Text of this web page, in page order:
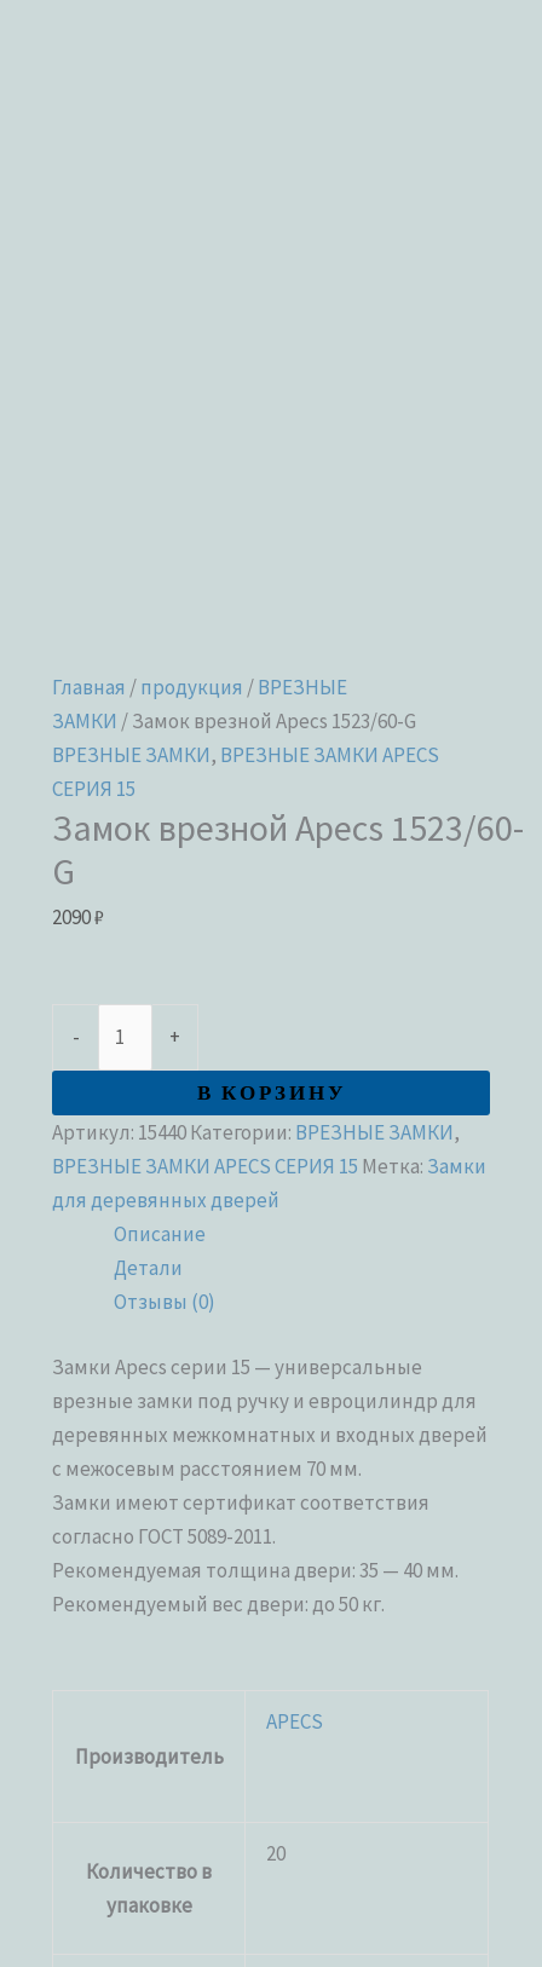
Главная /продукция /ВРЕЗНЫЕ
ЗАМКИ / Замок врезной Apecs 1523/60-G
ВРЕЗНЫЕ ЗАМКИ, ВРЕЗНЫЕ ЗАМКИ APECS
СЕРИЯ 15
Замок врезной Apecs 1523/60-
G
2090₽
- +
В КОРЗИНУ
Артикул: 15440Категории: ВРЕЗНЫЕ ЗАМКИ,
ВРЕЗНЫЕ ЗАМКИ APECS СЕРИЯ 15 Метка: Замки
для деревянных дверей
Описание
Детали
Отзывы (0)
Замки Apecs серии 15 — универсальные
врезные замки под ручку и евроцилиндр для
деревянных межкомнатных и входных дверей
с межосевым расстоянием 70 мм.
Замки имеют сертификат соответствия
согласно ГОСТ 5089-2011.
Рекомендуемая толщина двери: 35 — 40 мм.
Рекомендуемый вес двери: до 50 кг.
Производитель
APECS
Количество в
упаковке
20